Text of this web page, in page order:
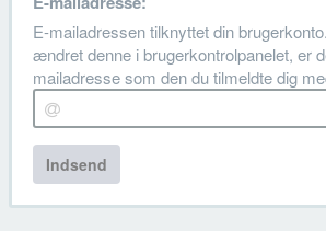
E-mailadressen tilknyttet din
ændret denne i brugerkontrolpanelet, er
mailadresse som den du tilmeldte dig
Indsend